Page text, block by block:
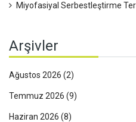
Miyofasiyal Serbestleştirme
Arşivler
Ağustos 2026 (2)
Temmuz 2026 (9)
Haziran 2026 (8)